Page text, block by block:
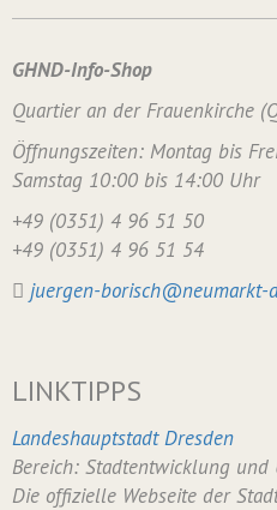
GHND-Info-Shop
Quartier an der Frauenkirche
Öffnungszeiten: Montag bis
Samstag 10:00 bis 14:00 Uhr
+49 (0351) 4 96 51 50
+49 (0351) 4 96 51 54
juergen-borisch@neumarkt-
LINKTIPPS
Landeshauptstadt Dresden
Bereich: Stadtentwicklung und
Die offizielle Webseite der